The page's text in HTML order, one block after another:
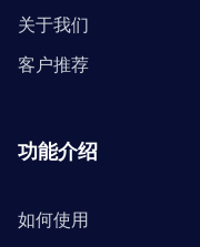
关于我们
客户推荐
功能介绍
如何使用